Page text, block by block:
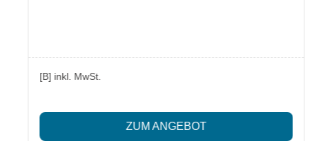
[B] inkl. MwSt.
ZUM ANGEBOT